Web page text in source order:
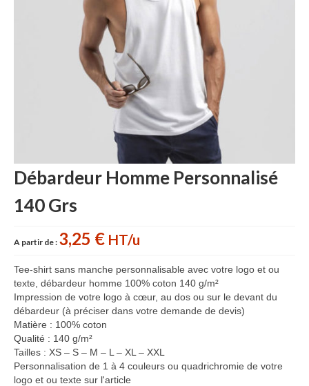
Goodies Jardin
Planche à découper
Tablier personnalisé
Autour du vin
Accessoires Téléphone
Accessoires supporters
Cadeaux Mariage
Casquette publicitaire
Carnet personnalisé Notes
Repositionnable
Notes repositionnables
Bloc–notes Personnalisé
Débardeur Homme Personnalisé
140 Grs
A partir de : 3,25 € HT/u
Tee-shirt sans manche personnalisable avec votre logo et ou
texte, débardeur homme 100% coton 140 g/m²
Impression de votre logo à cœur, au dos ou sur le devant du
débardeur (à préciser dans votre demande de devis)
Matière : 100% coton
Qualité : 140 g/m²
Tailles : XS – S – M – L – XL – XXL
Personnalisation de 1 à 4 couleurs ou quadrichromie de votre
logo et ou texte sur l'article